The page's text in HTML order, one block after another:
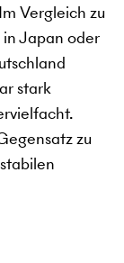
Vergleich zu
Japan oder
stark
zu